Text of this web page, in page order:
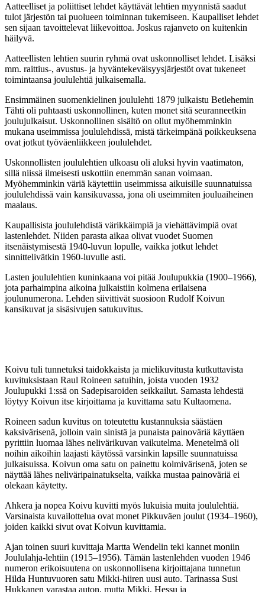
Aatteelliset ja poliittiset lehdet käyttävät lehtien myynnistä saadut
tulot järjestön tai puolueen toiminnan tukemiseen. Kaupalliset lehdet
sen sijaan tavoittelevat liikevoittoa. Joskus rajanveto on kuitenkin
häilyvä.
Aatteellisten lehtien suurin ryhmä ovat uskonnolliset lehdet. Lisäksi
mm. raittius-, avustus- ja hyväntekeväisyysjärjestöt ovat tukeneet
toimintaansa joululehtiä julkaisemalla.
Ensimmäinen suomenkielinen joululehti 1879 julkaistu Betlehemin
Tähti oli puhtaasti uskonnollinen, kuten monet sitä seuranneetkin
joulujulkaisut. Uskonnollinen sisältö on ollut myöhemminkin
mukana useimmissa joululehdissä, mistä tärkeimpänä poikkeuksena
ovat jotkut työväenliikkeen joululehdet.
Uskonnollisten joululehtien ulkoasu oli aluksi hyvin vaatimaton,
sillä niissä ilmeisesti uskottiin enemmän sanan voimaan.
Myöhemminkin väriä käytettiin useimmissa aikuisille suunnatuissa
joululehdissä vain kansikuvassa, jona oli useimmiten jouluaiheinen
maalaus.
Kaupallisista joululehdistä värikkäimpiä ja viehättävimpiä ovat
lastenlehdet. Niiden parasta aikaa olivat vuodet Suomen
itsenäistymisestä 1940-luvun lopulle, vaikka jotkut lehdet
sinnittelivätkin 1960-luvulle asti.
Lasten joululehtien kuninkaana voi pitää Joulupukkia (1900–1966),
jota parhaimpina aikoina julkaistiin kolmena erilaisena
joulunumerona. Lehden siivittivät suosioon Rudolf Koivun
kansikuvat ja sisäsivujen satukuvitus.
Koivu tuli tunnetuksi taidokkaista ja mielikuvitusta kutkuttavista
kuvituksistaan Raul Roineen satuihin, joista vuoden 1932
Joulupukki 1:ssä on Sadepisaroiden seikkailut. Samasta lehdestä
löytyy Koivun itse kirjoittama ja kuvittama satu Kultaomena.
Roineen sadun kuvitus on toteutettu kustannuksia säästäen
kaksivärisenä, jolloin vain sinistä ja punaista painoväriä käyttäen
pyrittiin luomaa lähes nelivärikuvan vaikutelma. Menetelmä oli
noihin aikoihin laajasti käytössä varsinkin lapsille suunnatuissa
julkaisuissa. Koivun oma satu on painettu kolmivärisenä, joten se
näyttää lähes neliväripainatukselta, vaikka mustaa painoväriä ei
olekaan käytetty.
Ahkera ja nopea Koivu kuvitti myös lukuisia muita joululehtiä.
Varsinaista kuvailottelua ovat monet Pikkuväen joulut (1934–1960),
joiden kaikki sivut ovat Koivun kuvittamia.
Ajan toinen suuri kuvittaja Martta Wendelin teki kannet moniin
Joululahja-lehtiin (1915–1956). Tämän lastenlehden vuoden 1946
numeron erikoisuutena on uskonnollisena kirjoittajana tunnetun
Hilda Huntuvuoren satu Mikki-hiiren uusi auto. Tarinassa Susi
Hukkanen varastaa auton, mutta Mikki, Hessu ja